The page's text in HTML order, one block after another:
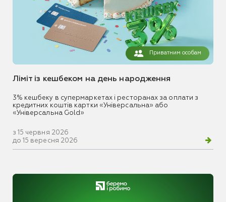
Приватним особам
Ліміт із кешбеком на день народження
3% кешбеку в супермаркетах і ресторанах за оплати з
кредитних коштів картки «Універсальна» або
«Універсальна Gold»
з 15 червня 2026
до 15 вересня 2026